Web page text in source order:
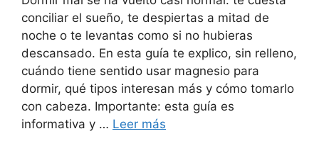
conciliar el sueño, te despiertas a mitad de
noche o te levantas como si no hubieras
descansado. En esta guía te explico, sin relleno,
cuándo tiene sentido usar magnesio para
dormir, qué tipos interesan más y cómo tomarlo
con cabeza. Importante: esta guía es
informativa y … Leer más